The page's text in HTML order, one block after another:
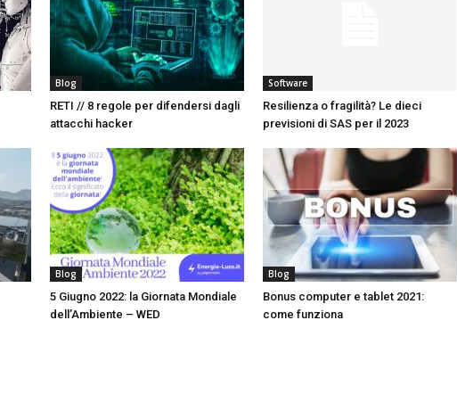
Blog
RETI // 8 regole per difendersi dagli
attacchi hacker
Software
Resilienza o fragilità? Le dieci
previsioni di SAS per il 2023
Blog
5 Giugno 2022: la Giornata Mondiale
dell’Ambiente – WED
Blog
Bonus computer e tablet 2021:
come funziona